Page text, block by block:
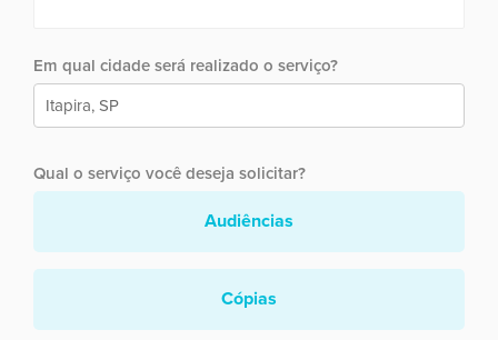
Em qual cidade será realizado o serviço?
Qual o serviço você deseja solicitar?
Audiências
Cópias